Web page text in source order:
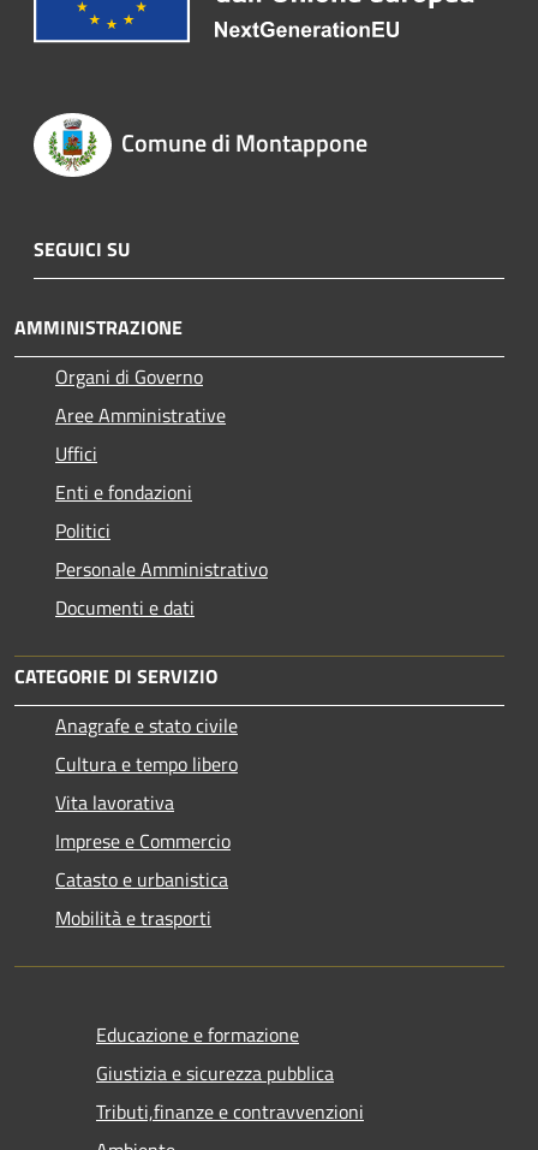
Comune di Montappone
SEGUICI SU
AMMINISTRAZIONE
Organi di Governo
Aree Amministrative
Uffici
Enti e fondazioni
Politici
Personale Amministrativo
Documenti e dati
CATEGORIE DI SERVIZIO
Anagrafe e stato civile
Cultura e tempo libero
Vita lavorativa
Imprese e Commercio
Catasto e urbanistica
Mobilità e trasporti
Educazione e formazione
Giustizia e sicurezza pubblica
Tributi,finanze e contravvenzioni